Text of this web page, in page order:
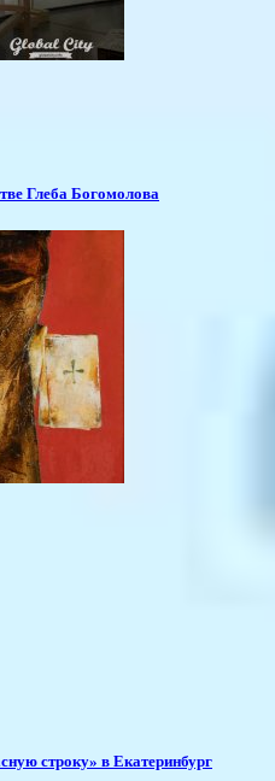
Глеба Богомолова
строку» в Екатеринбург